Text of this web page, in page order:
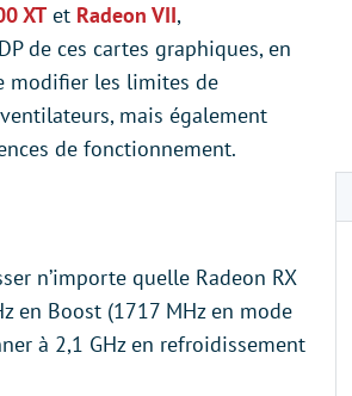
XT et Radeon VII,
de ces cartes graphiques, en
modifier les limites de
mais également
de fonctionnement.
n’importe quelle Radeon RX
en Boost (1717 MHz en mode
à 2,1 GHz en refroidissement